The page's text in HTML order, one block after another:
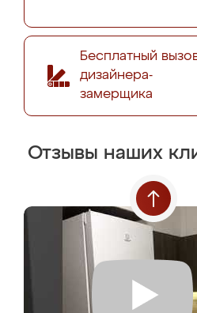
Бесплатный
дизайнера-
замерщика
Отзывы наших